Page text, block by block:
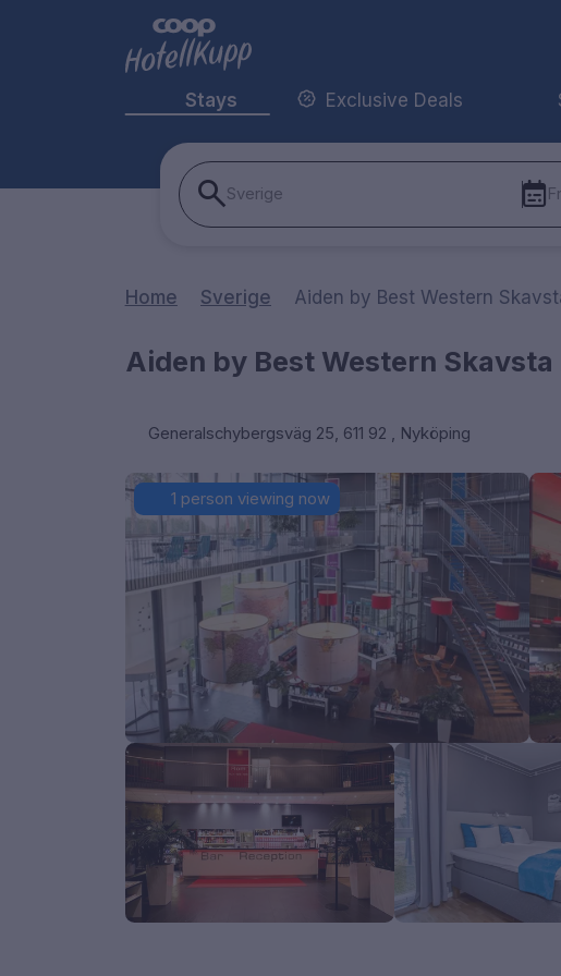
Stays Exclusive Deals
Sverige
Home Sverige Aiden by Best Western
Aiden by Best Western
Generalschybergsväg 25, 611 92 , Nyköping
1 person viewing now